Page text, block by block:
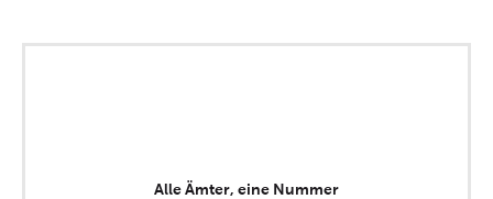
Alle Ämter, eine Nummer